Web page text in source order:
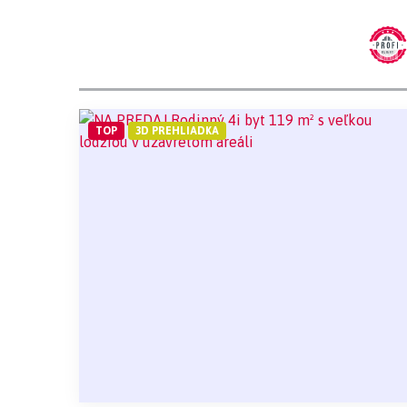
TOP 3D PREHLIADKA